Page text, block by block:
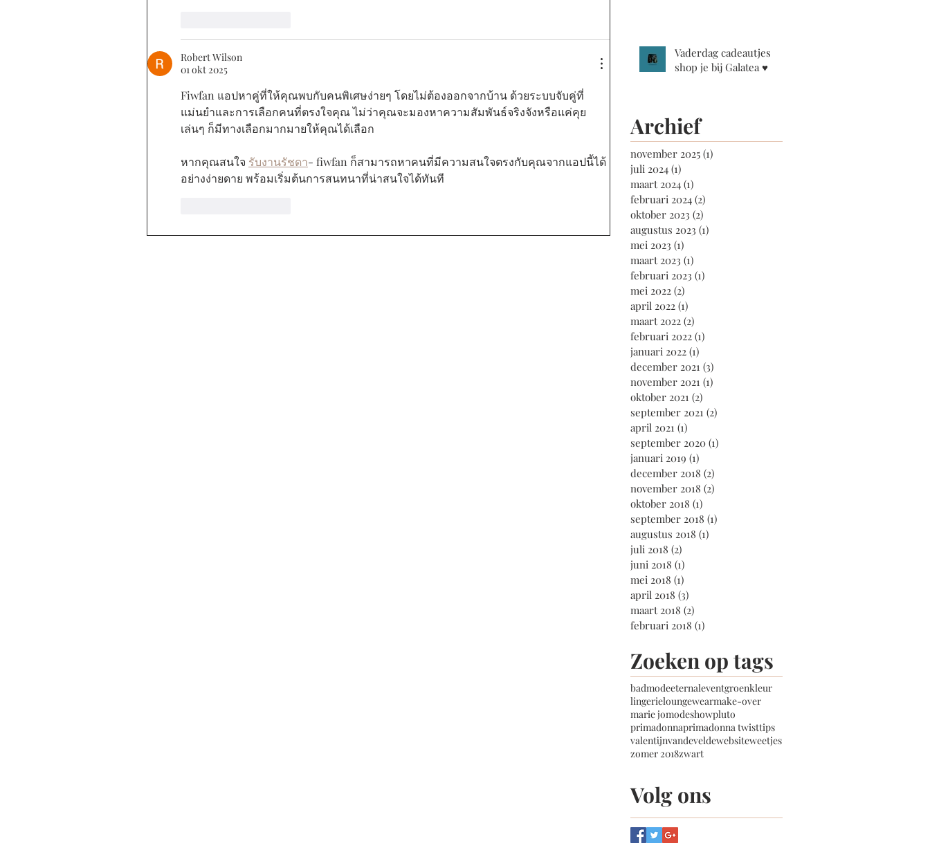
Robert Wilson
01 okt 2025
Fiwfan แอปหาคู่ที่ให้คุณพบกับคนพิเศษง่ายๆ โดยไม่ต้องออกจากบ้าน ด้วยระบบจับคู่ที่
แม่นยำและการเลือกคนที่ตรงใจคุณ ไม่ว่าคุณจะมองหาความสัมพันธ์จริงจังหรือแค่คุย
เล่นๆ ก็มีทางเลือกมากมายให้คุณได้เลือก
หากคุณสนใจ รับงานรัชดา- fiwfan ก็สามารถหาคนที่มีความสนใจตรงกับคุณจากแอปนี้ได้
อย่างง่ายดาย พร้อมเริ่มต้นการสนทนาที่น่าสนใจได้ทันที
Vaderdag cadeautjes
shop je bij Galatea ♥️
Archief
november 2025 (1)
juli 2024 (1)
maart 2024 (1)
februari 2024 (2)
oktober 2023 (2)
augustus 2023 (1)
mei 2023 (1)
maart 2023 (1)
februari 2023 (1)
mei 2022 (2)
april 2022 (1)
maart 2022 (2)
februari 2022 (1)
januari 2022 (1)
december 2021 (3)
november 2021 (1)
oktober 2021 (2)
september 2021 (2)
april 2021 (1)
september 2020 (1)
januari 2019 (1)
december 2018 (2)
november 2018 (2)
oktober 2018 (1)
september 2018 (1)
augustus 2018 (1)
juli 2018 (2)
juni 2018 (1)
mei 2018 (1)
april 2018 (3)
maart 2018 (2)
februari 2018 (1)
Zoeken op tags
badmodeeternaleventgroenkleur
lingerieloungewearmake-over
marie jomodeshowpluto
primadonnaprimadonna twisttips
valentijnvandeveldewebsiteweetjes
zomer 2018zwart
Volg ons